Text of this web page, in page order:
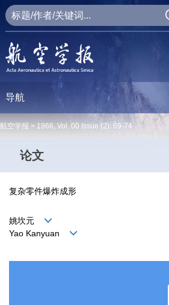
导航
航空学报 > 1966, Vol. 00 Issue (2): 69-74
论文
复杂零件爆炸成形
姚坎元
Yao Kanyuan